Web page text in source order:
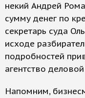
некий Андрей
сумму денег по
секретарь суда
исходе
подробностей
агентство
Напомним,